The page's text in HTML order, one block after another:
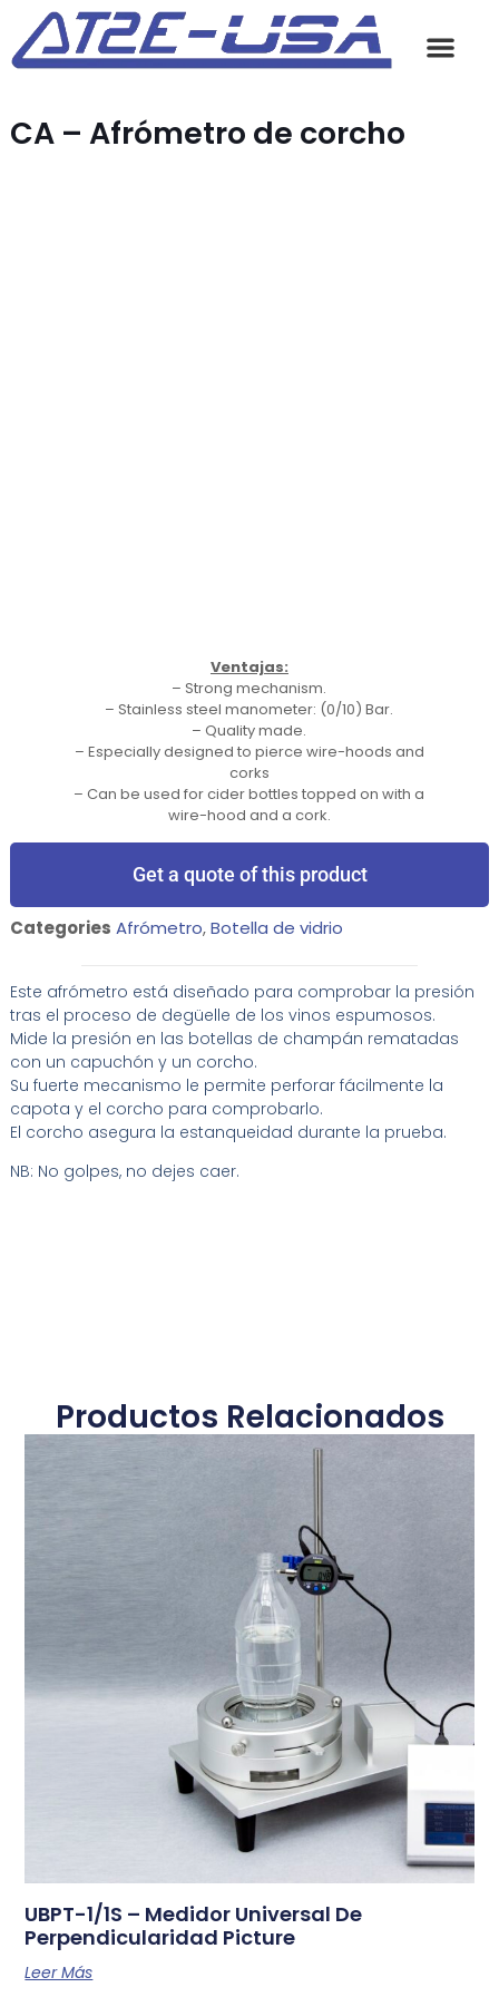
CA​ – Afrómetro de corcho
Ventajas:
– Strong mechanism.
– Stainless steel manometer: (0/10) Bar.
– Quality made.
– Especially designed to pierce wire-hoods and
corks
– Can be used for cider bottles topped on with a
wire-hood and a cork.
Get a quote of this product
Categories Afrómetro,Botella de vidrio
Este afrómetro está diseñado para comprobar la presión
tras el proceso de degüelle de los vinos espumosos.
Mide la presión en las botellas de champán rematadas
con un capuchón y un corcho.
Su fuerte mecanismo le permite perforar fácilmente la
capota y el corcho para comprobarlo.
El corcho asegura la estanqueidad durante la prueba.
NB: No golpes, no dejes caer.
Productos Relacionados
UBPT-1/1S – Medidor Universal De
Perpendicularidad Picture
Leer Más